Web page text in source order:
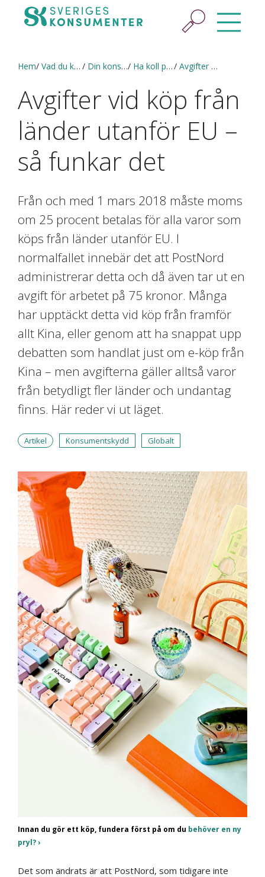
Hem Vad du kan göra Din konsumenträtt Ha koll på din konsumenträtt Avgifter vid köp från länder utanför EU – så funkar det
Avgifter vid köp från
länder utanför EU –
så funkar det
Från och med 1 mars 2018 måste moms
om 25 procent betalas för alla varor som
köps från länder utanför EU. I
normalfallet innebär det att PostNord
administrerar detta och då även tar ut en
avgift för arbetet på 75 kronor. Många
har upptäckt detta vid köp från framför
allt Kina, eller genom att ha snappat upp
debatten som handlat just om e-köp från
Kina – men avgifterna gäller alltså varor
från betydligt fler länder och undantag
finns. Här reder vi ut läget.
Artikel Konsumentskydd Globalt
Innan du gör ett köp, fundera först på om du behöver en ny
pryl?
Det som ändrats är att PostNord, som tidigare inte